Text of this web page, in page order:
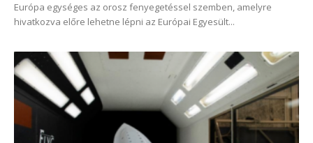
Európa egységes az orosz fenyegetéssel szemben, amelyre
hivatkozva előre lehetne lépni az Európai Egyesült...